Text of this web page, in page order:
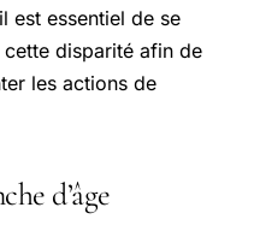
est essentiel de se
disparité afin de
les actions de
d’âge